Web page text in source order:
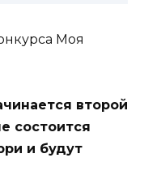
Моя
второй
состоится
и будут